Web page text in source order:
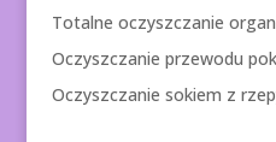
Totalne oczyszczanie
Oczyszczanie przewodu
Oczyszczanie sokiem z